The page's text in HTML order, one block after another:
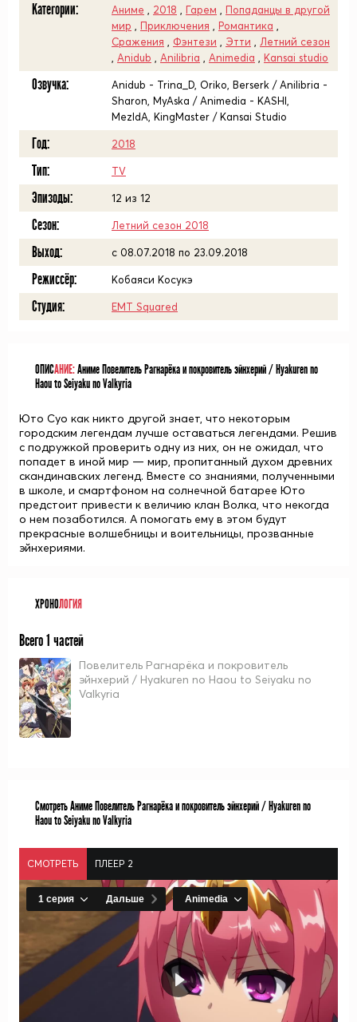
Категории: Аниме 2018 Гарем
Попаданцы в другой
мир
Приключения Романтика
Сражения
Фэнтези Этти
Летний сезон
Anidub Anilibria Animedia Kansai studio
Озвучка:
Anidub - Trina_D, Oriko, Berserk / Anilibria -
Sharon, MyAska / Animedia - KASHI,
MezIdA, KingMaster / Kansai Studio
Год: 2018
Тип: TV
Эпизоды: 12 из 12
Сезон: Летний сезон 2018
Выход: c 08.07.2018 по 23.09.2018
Режиссёр: Кобаяси Косукэ
Студия: EMT Squared
ОПИСАНИЕ:Аниме Повелитель Рагнарёка и покровитель эйнхерий / Hyakuren no
Haou to Seiyaku no Valkyria
Юто Суо как никто другой знает, что некоторым
городским легендам лучше оставаться легендами. Решив
с подружкой проверить одну из них, он не ожидал, что
попадет в иной мир — мир, пропитанный духом древних
скандинавских легенд. Вместе со знаниями, полученными
в школе, и смартфоном на солнечной батарее Юто
предстоит привести к величию клан Волка, что некогда
о нем позаботился. А помогать ему в этом будут
прекрасные волшебницы и воительницы, прозванные
эйнхериями.
ХРОНОЛОГИЯ
Всего 1 частей
Повелитель Рагнарёка и покровитель
эйнхерий / Hyakuren no Haou to Seiyaku no
Valkyria
Смотреть Аниме Повелитель Рагнарёка и покровитель эйнхерий / Hyakuren no
Haou to Seiyaku no Valkyria
СМОТРЕТЬ ПЛЕЕР 2